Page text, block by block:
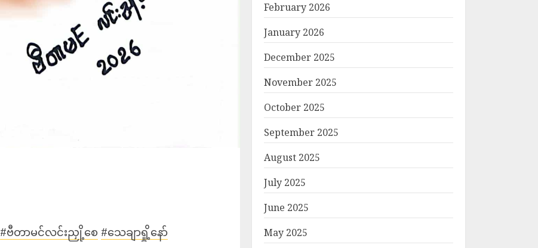
#ဗီတာမင်လင်းညှို့စေ #သေချာရှို့နော်
February 2026
January 2026
December 2025
November 2025
October 2025
September 2025
August 2025
July 2025
June 2025
May 2025